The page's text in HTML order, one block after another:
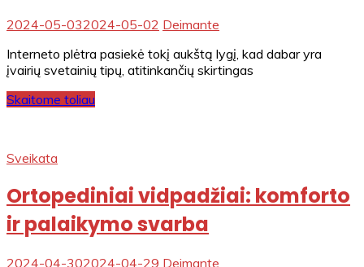
2024-05-032024-05-02 Deimante
Interneto plėtra pasiekė tokį aukštą lygį, kad dabar yra
įvairių svetainių tipų, atitinkančių skirtingas
Skaitome toliau
Sveikata
Ortopediniai vidpadžiai: komforto
ir palaikymo svarba
2024-04-302024-04-29 Deimante